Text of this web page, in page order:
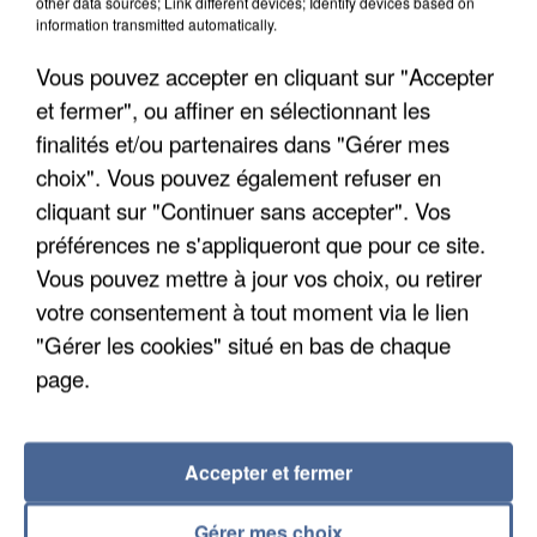
APRÈS TOUTES CES CANICULES, LES REFUGES
DE FAUNE SAUVAGE SONT...
information transmitted automatically.
Vous pouvez accepter en cliquant sur "Accepter
et fermer", ou affiner en sélectionnant les
finalités et/ou partenaires dans "Gérer mes
choix". Vous pouvez également refuser en
cliquant sur "Continuer sans accepter". Vos
préférences ne s'appliqueront que pour ce site.
Vous pouvez mettre à jour vos choix, ou retirer
votre consentement à tout moment via le lien
"Gérer les cookies" situé en bas de chaque
page.
Accepter et fermer